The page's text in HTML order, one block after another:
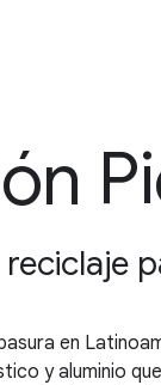
en
y aluminio